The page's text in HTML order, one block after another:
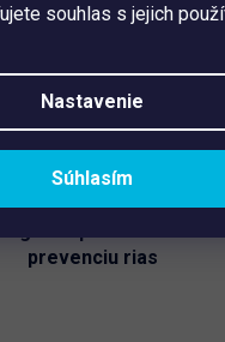
souhlas s jejich
Nastavenie
Súhlasím
prevenciu rias
Skladem